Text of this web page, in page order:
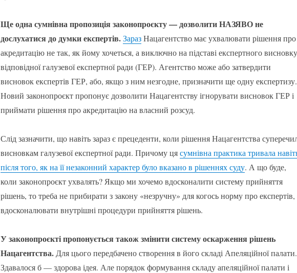
Ще одна сумнівна пропозиція законопроєкту — дозволити НАЗЯВО не
дослухатися до думки експертів.ЗаразНацагентство має ухвалювати рішення про
акредитацію не так, як йому хочеться, а виключно на підставі експертного висновку
відповідної галузевої експертної ради (ГЕР). Агентство може або затвердити
висновок експертів ГЕР, або, якщо з ним незгодне, призначити ще одну експертизу.
Новий законопроєкт пропонує дозволити Нацагентству ігнорувати висновок ГЕР і
приймати рішення про акредитацію на власний розсуд.
Слід зазначити, що навіть зараз є прецеденти, коли рішення Нацагентства
висновкам галузевої експертної ради. Причому цясумнівна практика тривала
після того, як на її незаконний характер було вказано в рішеннях суду. А що буде,
коли законопроєкт ухвалять? Якщо ми хочемо вдосконалити систему прийняття
рішень, то треба не прибирати з закону «незручну» для когось норму про експертів,
вдосконалювати внутрішні процедури прийняття рішень.
У законопроєкті пропонується також змінити систему оскарження рішень
Нацагентства. Для цього передбачено створення в його складі Апеляційної палати.
Здавалося б — здорова ідея. Але порядок формування складу апеляційної палати і